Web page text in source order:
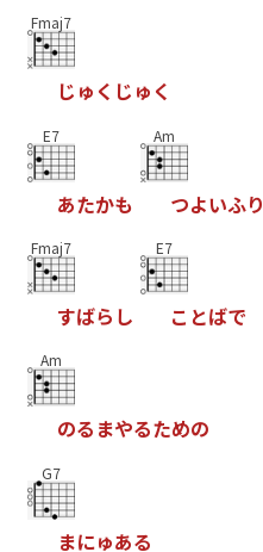
Fmaj7
じ ゅ く じ ゅ く
E7
あたかも
Am
つよいふり
Fmaj7
すばら し
E7
こ とばで
Am
のる まやるための
G7
まにゅある